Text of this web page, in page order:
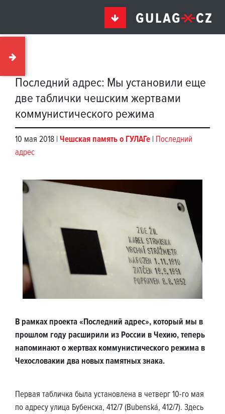
Последний адрес: Мы установили еще
две таблички чешским жертвами
коммунистического режима
10 мая 2018 | Чешская память о ГУЛАГе | Последний
адрес
В рамках проекта «Последний адрес», который мы в
прошлом году расширили из России в Чехию, теперь
напоминают о жертвах коммунистического режима в
Чехословакии два новых памятных знака.
Первая табличка была установлена в четверг 10-го мая
по адресу улица Бубенска, 412/7 (Bubenská, 412/7). Здесь